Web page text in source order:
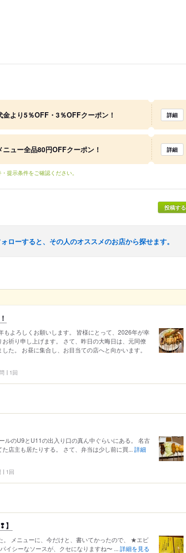
金より5％OFF・3％OFFクーポン！ 詳細
ニュー全品80円OFFクーポン！ 詳細
提示条件をご確認ください。
投稿する
ローすると、その人のオススメのお店から探せます。
もよろしくお願いします。 皆様にとって、2026年が幸
祈り申し上げます。 さて、昨日の大晦日は、元同僚
た。 お昼に集合し、お目当ての店へと向かいます。
1回
ルのU9とU11の出入り口の真ん中ぐらいにある。 名古
店主も居たりする。 さて、弁当は少し前に買... 詳細
1回
。 メニューに、今だけと、書いてかったので、 ★エビ
シーなソースが、クセになりますね〜 ... 詳細を見る